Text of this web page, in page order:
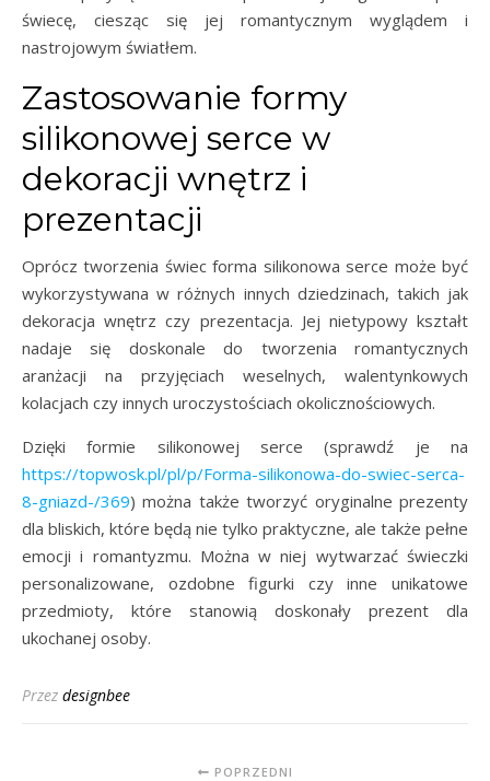
świecę, ciesząc się jej romantycznym wyglądem i
nastrojowym światłem.
Zastosowanie formy
silikonowej serce w
dekoracji wnętrz i
prezentacji
Oprócz tworzenia świec forma silikonowa serce może być
wykorzystywana w różnych innych dziedzinach, takich jak
dekoracja wnętrz czy prezentacja. Jej nietypowy kształt
nadaje się doskonale do tworzenia romantycznych
aranżacji na przyjęciach weselnych, walentynkowych
kolacjach czy innych uroczystościach okolicznościowych.
Dzięki formie silikonowej serce (sprawdź je na
https://topwosk.pl/pl/p/Forma-silikonowa-do-swiec-serca-
8-gniazd-/369) można także tworzyć oryginalne prezenty
dla bliskich, które będą nie tylko praktyczne, ale także pełne
emocji i romantyzmu. Można w niej wytwarzać świeczki
personalizowane, ozdobne figurki czy inne unikatowe
przedmioty, które stanowią doskonały prezent dla
ukochanej osoby.
Przez designbee
POPRZEDNI